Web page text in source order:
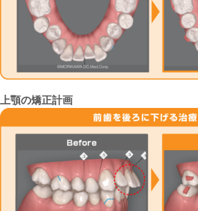
上顎の矯正計画